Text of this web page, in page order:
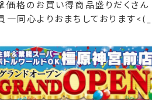
価格のお買い得商品盛りだくさん
一同心よりおまちしております